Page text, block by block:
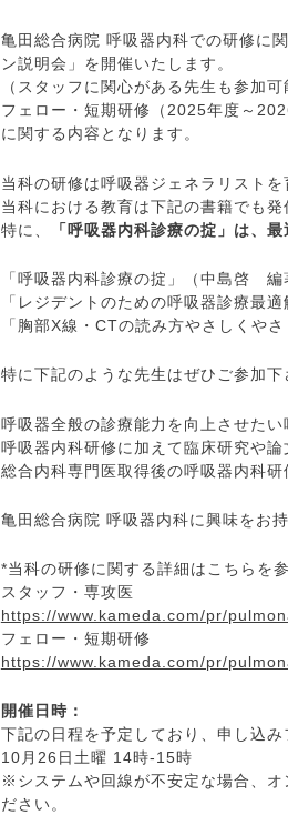
亀田総合病院 呼吸器内科での研修に
ン説明会」を開催いたします。
（スタッフに関心がある先生も参加可
フェロー・短期研修（2025年度～
に関する内容となります。
当科の研修は呼吸器ジェネラリスト
当科における教育は下記の書籍でも発
特に、
「呼吸器内科診療の掟」は、
「呼吸器内科診療の掟」（中島啓 編
「レジデントのための呼吸器診療最
「胸部X線・CTの読み方やさしくや
特に下記のような先生はぜひご参加下
呼吸器全般の診療能力を向上させた
呼吸器内科研修に加えて臨床研究や
総合内科専門医取得後の呼吸器内科研
亀田総合病院 呼吸器内科に興味をお
*当科の研修に関する詳細はこちらを
スタッフ・専攻医
https://www.kameda.com/pr/
フェロー・短期研修
https://www.kameda.com/pr/
開催日時：
下記の日程を予定しており、申し込
10月26日土曜 14時-15時
※システムや回線が不安定な場合、オ
ださい。